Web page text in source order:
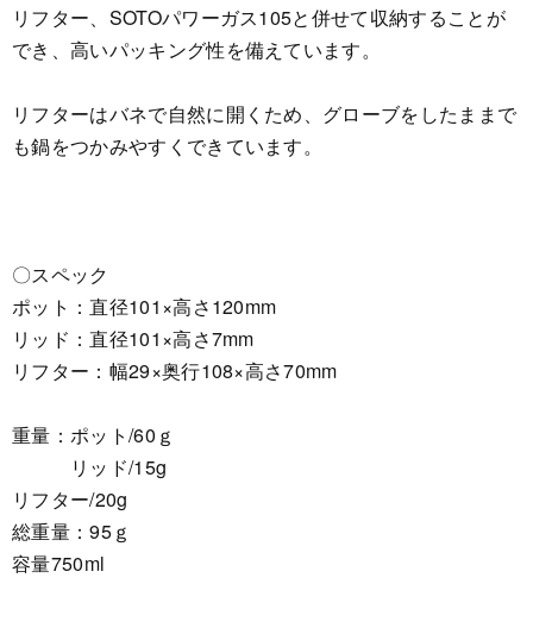
リフター、SOTOパワーガス105と併せて収納することが
でき、高いパッキング性を備えています。
リフターはバネで自然に開くため、グローブをしたままで
も鍋をつかみやすくできています。
〇スペック
ポット：直径101×高さ120mm
リッド：直径101×高さ7mm
リフター：幅29×奥行108×高さ70mm
重量：ポット/60ｇ
リッド/15g
リフター/20g
総重量：95ｇ
容量750ml